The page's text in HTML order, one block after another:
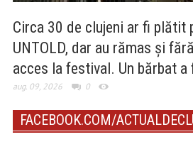
Circa 30 de clujeni ar fi plătit
UNTOLD, dar au rămas și
acces la festival. Un bărbat
aug. 09, 2026 0
FACEBOOK.COM/